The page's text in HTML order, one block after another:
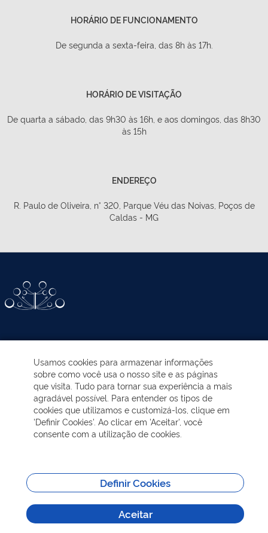
HORÁRIO DE FUNCIONAMENTO
De segunda a sexta-feira, das 8h às 17h.
HORÁRIO DE VISITAÇÃO
De quarta a sábado, das 9h30 às 16h, e aos domingos, das 8h30
às 15h
ENDEREÇO
R. Paulo de Oliveira, n° 320, Parque Véu das Noivas, Poços de
Caldas - MG
EDUCAÇÃO AMBIENTAL
NOTÍCIAS
VISITAÇÃO
MAIS INFORMAÇÕES
Usamos cookies para armazenar informações
sobre como você usa o nosso site e as páginas
que visita. Tudo para tornar sua experiência a mais
agradável possível. Para entender os tipos de
cookies que utilizamos e customizá-los, clique em
'Definir Cookies'. Ao clicar em 'Aceitar', você
consente com a utilização de cookies.
Definir Cookies
Aceitar